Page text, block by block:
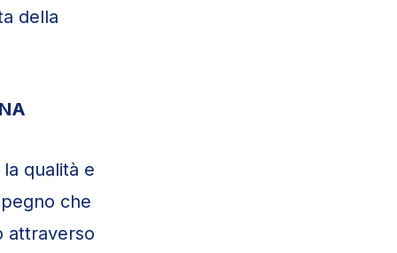
della
qualità e
che
attraverso